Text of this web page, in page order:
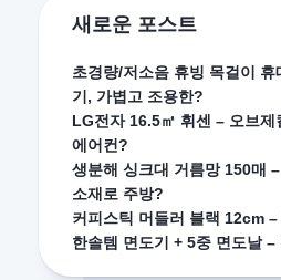
새로운 포스트
초경량/저소음 휴빙 목걸이
기, 가볍고 조용한?
LG전자 16.5㎡ 휘센 – 오브제
에어컨?
생분해 싱크대 거름망 150매
소재로 주방?
커피스틱 머들러 블랙 12cm
한솔템 면도기 + 5중 면도날